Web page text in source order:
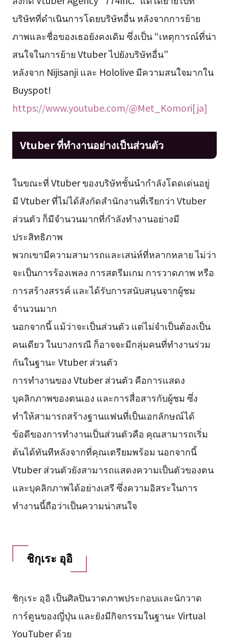
บริษัทที่ดำเนินการโดยบริษัทอื่น หลังจากการย้าย
ภาพและชื่อของเธอยังคงเดิม ซึ่งเป็น “เหตุการณ์ที่น่า
สนใจในการย้าย Vtuber ไปยังบริษัทอื่น”
หลังจาก Nijisanji และ Hololive มีความสนใจมากใน
Buyspot!
https://www.youtube.com/@Met_Komori[ja]
Vtuber ที่ทำงานอย่างเป็นส่วนตัว
ในขณะที่ Vtuber ของบริษัทชั้นนำกำลังโดดเด่นอยู่
มี Vtuber ที่ไม่ได้สังกัดสำนักงานที่เรียกว่า Vtuber
ส่วนตัว ก็มีจำนวนมากที่กำลังทำงานอย่างมี
ประสิทธิภาพ
พวกเขามีความสามารถและเสน่ห์ที่หลากหลาย ไม่ว่า
จะเป็นการร้องเพลง การสตรีมเกม การวาดภาพ หรือ
การสร้างสรรค์ และได้รับการสนับสนุนจากผู้ชม
จำนวนมาก
นอกจากนี้ แม้ว่าจะเป็นส่วนตัว แต่ไม่จำเป็นต้องเป็น
คนเดียว ในบางกรณี ก็อาจจะมีกลุ่มคนที่ทำงานร่วม
กันในฐานะ Vtuber ส่วนตัว
การทำงานของ Vtuber ส่วนตัว คือการแสดง
บุคลิกภาพของตนเอง และการสื่อสารกับผู้ชม ซึ่ง
ทำให้สามารถสร้างฐานแฟนที่เป็นเอกลักษณ์ได้
ข้อดีของการทำงานเป็นส่วนตัวคือ คุณสามารถเริ่ม
ต้นได้ทันทีหลังจากที่คุณเตรียมพร้อม นอกจากนี้
Vtuber ส่วนตัวยังสามารถแสดงความเป็นตัวของตน
และบุคลิกภาพได้อย่างเสรี ซึ่งความอิสระในการ
ทำงานนี้ถือว่าเป็นความน่าสนใจ
ชิกุเระ อุอิ
ชิกุเระ อุอิ เป็นศิลปินวาดภาพประกอบและนักวาด
การ์ตูนของญี่ปุ่น และยังมีกิจกรรมในฐานะ Virtual
YouTuber ด้วย